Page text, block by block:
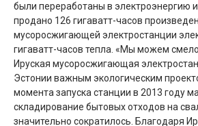
были переработаны в электроэнергию
продано 126 гигаватт-часов
мусоросжигающей электростанции
гигаватт-часов тепла. «Мы можем
Ируская мусоросжигающая
Эстонии важным экологическим
момента запуска станции в 2013 году
складирование бытовых отходов на
значительно сократилось. Благодаря